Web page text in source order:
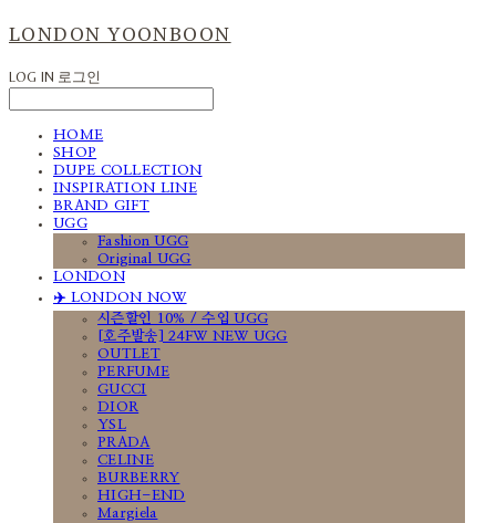
LONDON YOONBOON
LOG IN 로그인
HOME
SHOP
DUPE COLLECTION
INSPIRATION LINE
BRAND GIFT
UGG
Fashion UGG
Original UGG
LONDON
✈️ LONDON NOW
시즌할인 10% / 수입 UGG
[호주발송] 24FW NEW UGG
OUTLET
PERFUME
GUCCI
DIOR
YSL
PRADA
CELINE
BURBERRY
HIGH-END
Margiela